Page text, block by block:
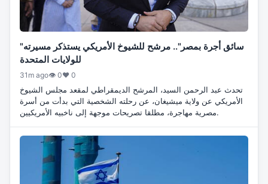
"سائق أجرة بمصر".. مرشح للشيوخ الأمريكي يستذكر مسيرته
للولايات المتحدة
31m ago👁 0♥ 0
تحدث عبد الرحمن السيد، المرشح الديمقراطي لمقعد مجلس الشيوخ
الأمريكي عن ولاية ميشيغان، عن رحلته الشخصية التي بدأت من أسرة
مصرية مهاجرة، مطلقا تصريحات موجهة إلى ناخبيه الأمريكيين.